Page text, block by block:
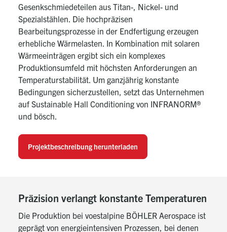
Gesenkschmiedeteilen aus Titan-, Nickel- und
Spezialstählen. Die hochpräzisen
Bearbeitungsprozesse in der Endfertigung erzeugen
erhebliche Wärmelasten. In Kombination mit solaren
Wärmeeinträgen ergibt sich ein komplexes
Produktionsumfeld mit höchsten Anforderungen an
Temperaturstabilität. Um ganzjährig konstante
Bedingungen sicherzustellen, setzt das Unternehmen
auf Sustainable Hall Conditioning von INFRANORM®
und bösch.
Projektbeschreibung herunterladen
Präzision verlangt konstante Temperaturen
Die Produktion bei voestalpine BÖHLER Aerospace ist
geprägt von energieintensiven Prozessen, bei denen